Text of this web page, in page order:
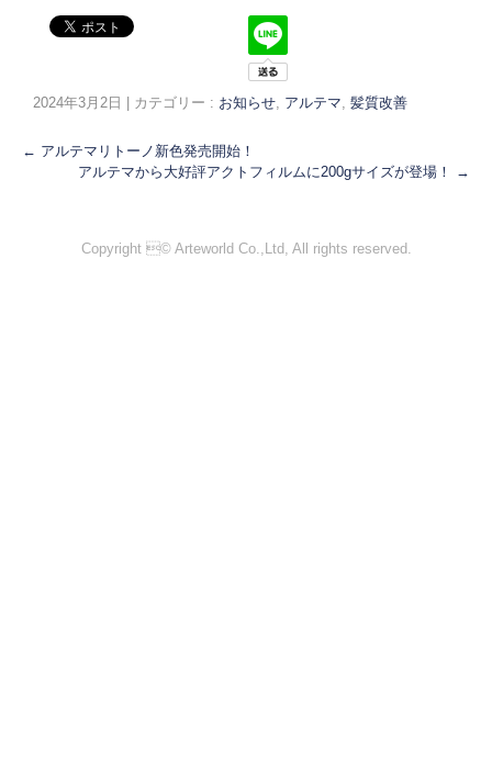
2024年3月2日 カテゴリー : お知らせ, アルテマ, 髪質改善
← アルテマリトーノ新色発売開始！
アルテマから大好評アクトフィルムに200gサイズが登場！
→
Copyright © Arteworld Co.,Ltd, All rights reserved.